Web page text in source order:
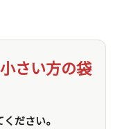
小さい方の袋
ださい。